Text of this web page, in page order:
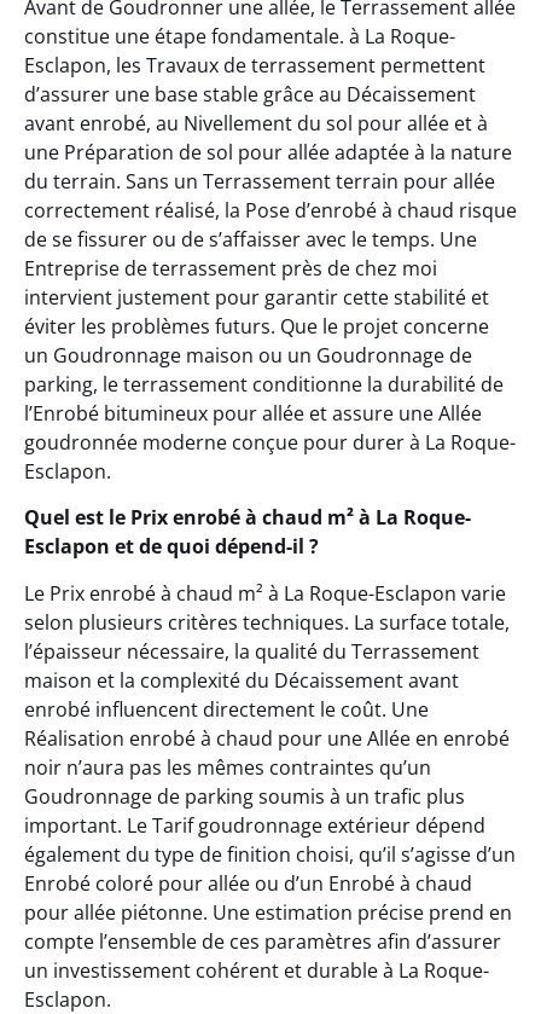
Avant de Goudronner une allée, le Terrassement allée
constitue une étape fondamentale. à La Roque-
Esclapon, les Travaux de terrassement permettent
d’assurer une base stable grâce au Décaissement
avant enrobé, au Nivellement du sol pour allée et à
une Préparation de sol pour allée adaptée à la nature
du terrain. Sans un Terrassement terrain pour allée
correctement réalisé, la Pose d’enrobé à chaud risque
de se fissurer ou de s’affaisser avec le temps. Une
Entreprise de terrassement près de chez moi
intervient justement pour garantir cette stabilité et
éviter les problèmes futurs. Que le projet concerne
un Goudronnage maison ou un Goudronnage de
parking, le terrassement conditionne la durabilité de
l’Enrobé bitumineux pour allée et assure une Allée
goudronnée moderne conçue pour durer à La Roque-
Esclapon.
Quel est le Prix enrobé à chaud m² à La Roque-
Esclapon et de quoi dépend-il ?
Le Prix enrobé à chaud m² à La Roque-Esclapon varie
selon plusieurs critères techniques. La surface totale,
l’épaisseur nécessaire, la qualité du Terrassement
maison et la complexité du Décaissement avant
enrobé influencent directement le coût. Une
Réalisation enrobé à chaud pour une Allée en enrobé
noir n’aura pas les mêmes contraintes qu’un
Goudronnage de parking soumis à un trafic plus
important. Le Tarif goudronnage extérieur dépend
également du type de finition choisi, qu’il s’agisse d’un
Enrobé coloré pour allée ou d’un Enrobé à chaud
pour allée piétonne. Une estimation précise prend en
compte l’ensemble de ces paramètres afin d’assurer
un investissement cohérent et durable à La Roque-
Esclapon.